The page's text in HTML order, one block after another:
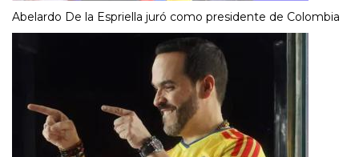
Abelardo De la Espriella juró como presidente de Colombia